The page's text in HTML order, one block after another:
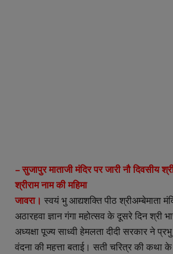
– सुजापुर माताजी मंदिर पर जारी नौ दिवसीय
श्रीराम नाम की महिमा
जावरा। स्वयं भु आद्यशक्ति पीठ श्रीअम्बेमाता
अठारहवा ज्ञान गंगा महोत्सव के दूसरे दिन श्री
अध्यक्षा पूज्य साध्वी हेमलता दीदी सरकार ने
वंदना की महत्ता बताई। सती चरित्र की कथा के